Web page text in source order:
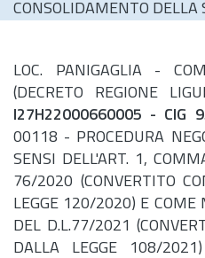
CONSOLIDAMENTO DELLA
LOC. PANIGAGLIA -
(DECRETO REGIONE
I27H22000660005 - CIG
00118 - PROCEDURA
SENSI DELL'ART. 1,
76/2020 (CONVERTITO
LEGGE 120/2020) E COME
DEL D.L.77/2021
DALLA LEGGE 108/